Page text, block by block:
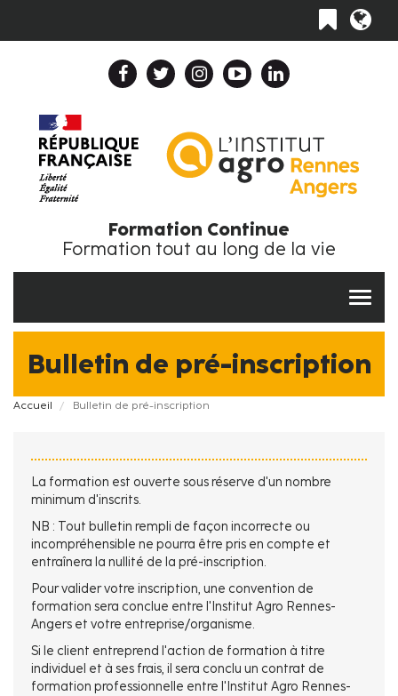
contenu
Toggle
navigation
Top
Navigation
Collapse
Formation Continue
Formation tout au long de la vie
Bulletin de pré-inscription
FilAccueil Bulletin de pré-inscription
La formation est ouverte sous réserve d'un nombre
minimum d'inscrits.
NB : Tout bulletin rempli de façon incorrecte ou
incompréhensible ne pourra être pris en compte et
entraînera la nullité de la pré-inscription.
Pour valider votre inscription, une convention de
formation sera conclue entre l'Institut Agro Rennes-
Angers et votre entreprise/organisme.
Si le client entreprend l'action de formation à titre
individuel et à ses frais, il sera conclu un contrat de
formation professionnelle entre l'Institut Agro Rennes-